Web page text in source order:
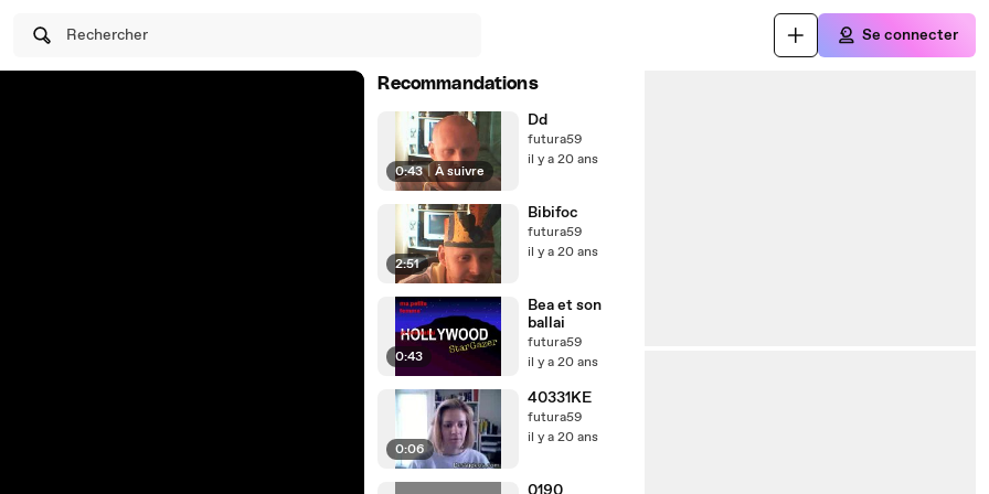
Rechercher Se connecter
Recommandations
0:43 | À suivre
Dd
futura59
il y a 20 ans
2:51
Bibifoc
futura59
il y a 20 ans
0:43
Bea et son
ballai
futura59
il y a 20 ans
0:06
40331KE
futura59
il y a 20 ans